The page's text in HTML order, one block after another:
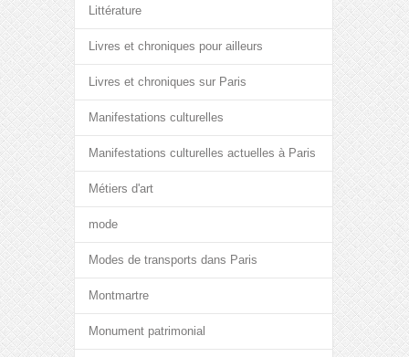
Littérature
Livres et chroniques pour ailleurs
Livres et chroniques sur Paris
Manifestations culturelles
Manifestations culturelles actuelles à Paris
Métiers d'art
mode
Modes de transports dans Paris
Montmartre
Monument patrimonial